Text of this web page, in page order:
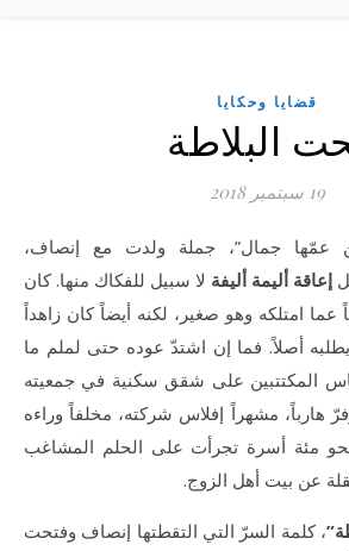
قضايا وحكايا
البلاطة
19 سبتمبر 2018
عمّها جمال”، جملة ولدت مع إنصاف،
إعاقة أليمة أليفة لا سبيل للفكاك منها. كان
عما امتلكه وهو صغير، لكنه أيضاً كان زاهداً
أصلاً. فما إن اشتدّ عوده حتى لملم ما
المكتتبين على شقق سكنية في جمعيته
هارباً، مشهراً إفلاس شركته، مخلفاً وراءه
مئة أسرة تجرأت على الحلم المشاغب
عن بيت أهل الزوج.
، كلمة السرّ التي التقطتها إنصاف وفتحت